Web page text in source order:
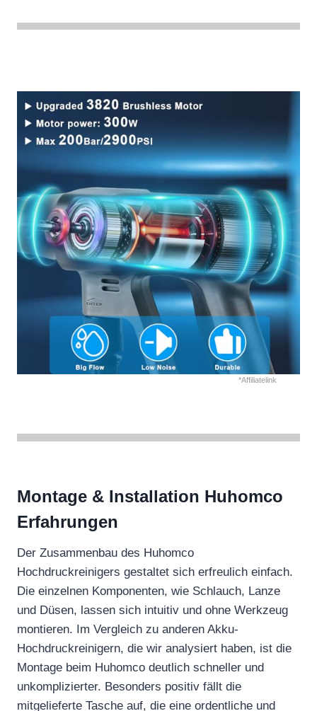
*Affiliatelink
Montage & Installation Huhomco
Erfahrungen
Der Zusammenbau des Huhomco
Hochdruckreinigers gestaltet sich erfreulich einfach.
Die einzelnen Komponenten, wie Schlauch, Lanze
und Düsen, lassen sich intuitiv und ohne Werkzeug
montieren. Im Vergleich zu anderen Akku-
Hochdruckreinigern, die wir analysiert haben, ist die
Montage beim Huhomco deutlich schneller und
unkomplizierter. Besonders positiv fällt die
mitgelieferte Tasche auf, die eine ordentliche und